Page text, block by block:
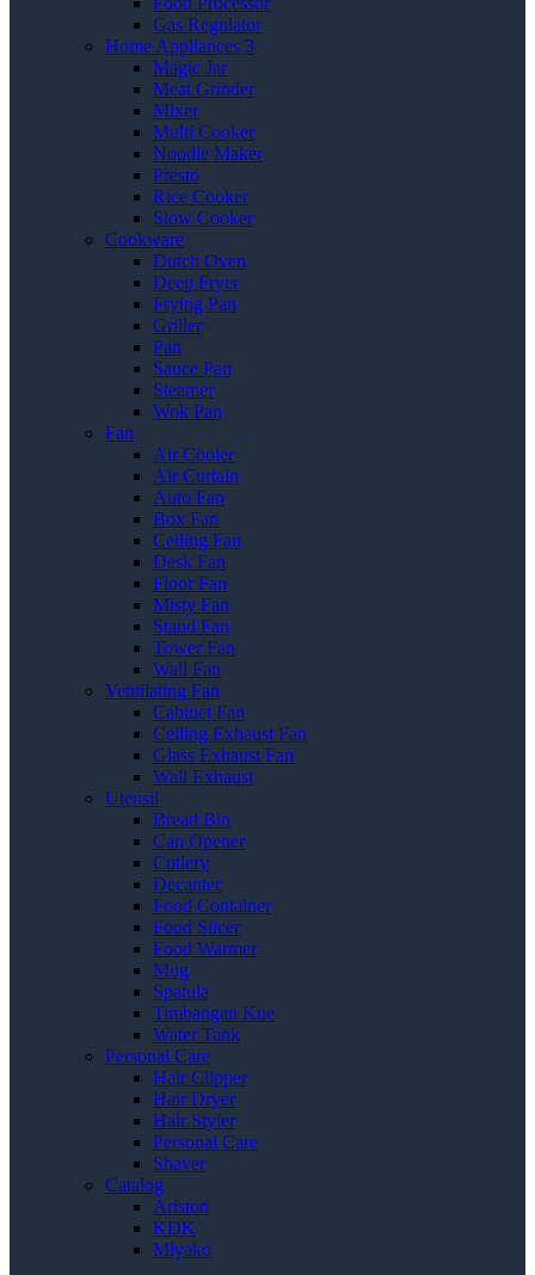
Gas Regulator
Home Appliances 3
Magic Jar
Meat Grinder
Mixer
Multi Cooker
Noodle Maker
Presto
Rice Cooker
Slow Cooker
Cookware
Dutch Oven
Deep Fryer
Frying Pan
Griller
Pan
Sauce Pan
Steamer
Wok Pan
Fan
Air Cooler
Air Curtain
Auto Fan
Box Fan
Ceiling Fan
Desk Fan
Floor Fan
Misty Fan
Stand Fan
Tower Fan
Wall Fan
Ventilating Fan
Cabinet Fan
Ceiling Exhaust Fan
Glass Exhaust Fan
Wall Exhaust
Utensil
Bread Bin
Can Opener
Cutlery
Decanter
Food Container
Food Slicer
Food Warmer
Mug
Spatula
Timbangan Kue
Water Tank
Personal Care
Hair Clipper
Hair Dryer
Hair Styler
Personal Care
Shaver
Catalog
Ariston
KDK
Miyako